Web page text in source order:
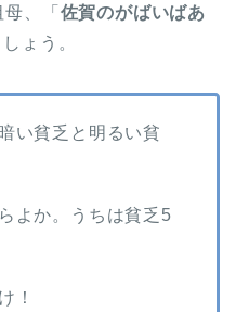
、「 佐賀のがばいばあ
ょう。
い貧乏と明るい貧
よか。うちは貧乏5
け！